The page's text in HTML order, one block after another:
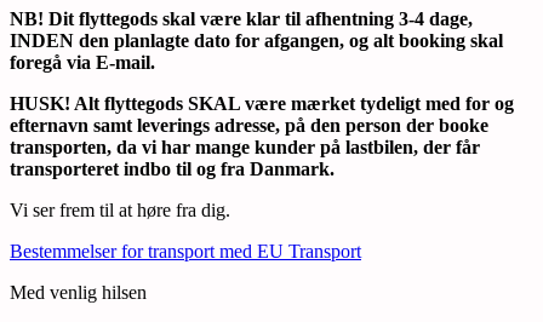
NB! Dit flyttegods skal være klar til afhentning 3-4 dage,
INDEN den planlagte dato for afgangen, og alt booking skal
foregå via E-mail.
HUSK! Alt flyttegods SKAL være mærket tydeligt med for og
efternavn samt leverings adresse, på den person der booke
transporten, da vi har mange kunder på lastbilen, der får
transporteret indbo til og fra Danmark.
Vi ser frem til at høre fra dig.
Bestemmelser for transport med EU Transport
Med venlig hilsen